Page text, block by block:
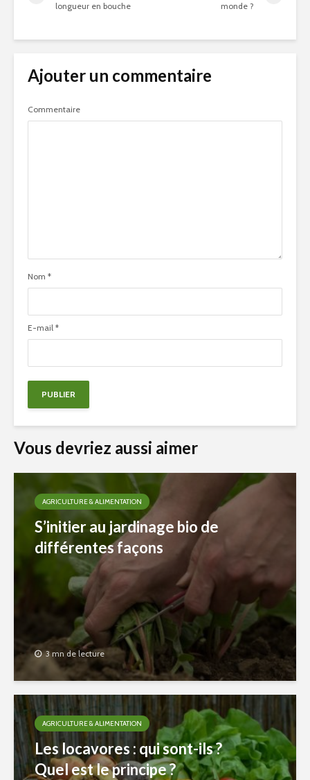
longueur en bouche
monde ?
Ajouter un commentaire
Commentaire
Nom *
E-mail *
Vous devriez aussi aimer
AGRICULTURE & ALIMENTATION
S’initier au jardinage bio de
différentes façons
3 mn de lecture
AGRICULTURE & ALIMENTATION
Les locavores : qui sont-ils ?
Quel est le principe ?